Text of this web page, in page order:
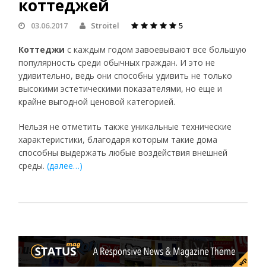
коттеджей
03.06.2017 Stroitel 5
Коттеджи с каждым годом завоевывают все большую
популярность среди обычных граждан. И это не
удивительно, ведь они способны удивить не только
высокими эстетическими показателями, но еще и
крайне выгодной ценовой категорией.
Нельзя не отметить также уникальные технические
характеристики, благодаря которым такие дома
способны выдержать любые воздействия внешней
среды.(далее…)